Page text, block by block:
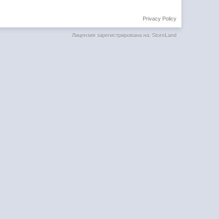
Privacy Policy
Лицензия зарегистрирована на: StoreLand